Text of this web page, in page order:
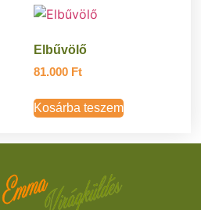
Elbűvölő
81.000 Ft
Kosárba teszem